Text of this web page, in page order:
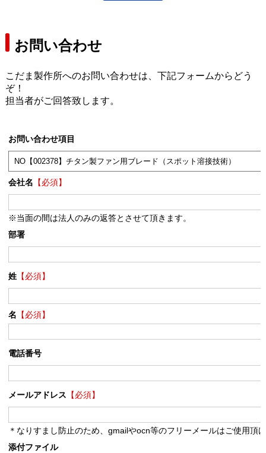
お問い合わせ
こだま製作所へのお問い合わせは、下記フォームからどう
ぞ！
担当者がご回答致します。
お問い合わせ項目
会社名 【必須】
※当面の間は法人のみの返答とさせて頂きます。
部署
姓【必須】
名 【必須】
電話番号
メールアドレス 【必須】
＊なりすまし防止のため、gmailやocn等のフリーメールはご使用頂
添付ファイル